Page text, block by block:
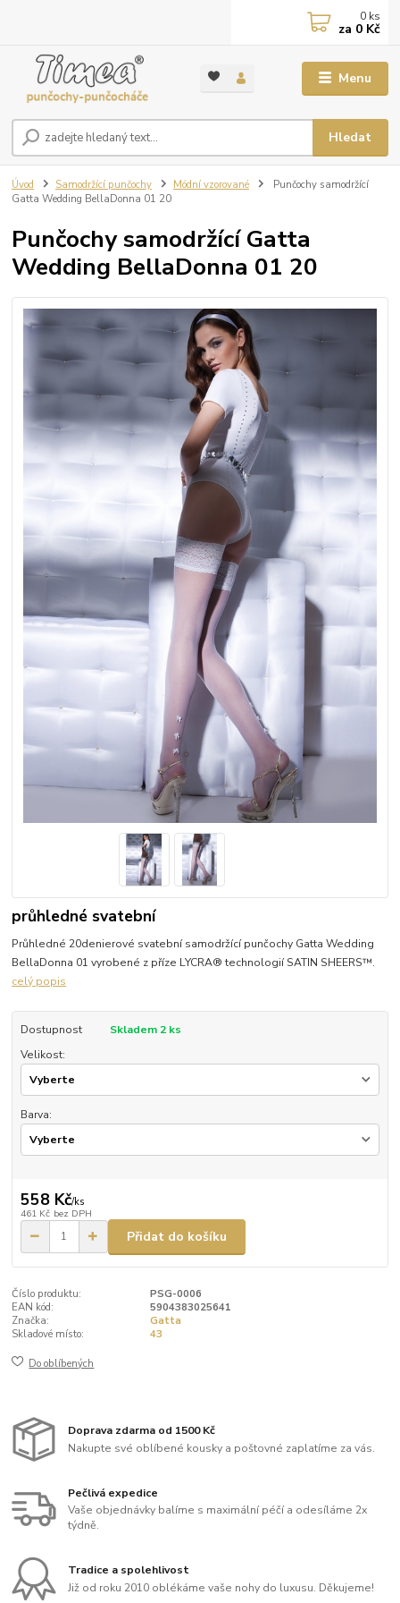
Menu
Hledat
0 ks
za 0 Kč
Úvod Samodržící punčochy Módní vzorované
Punčochy samodržící
Gatta Wedding BellaDonna 01 20
Punčochy samodržící Gatta
Wedding BellaDonna 01 20
průhledné svatební
Průhledné 20denierové svatební samodržící punčochy Gatta Wedding
BellaDonna 01 vyrobené z příze LYCRA® technologií SATIN SHEERS™.
celý popis
Dostupnost
Skladem 2 ks
Velikost:
Barva:
558 Kč/ks
461 Kč bez DPH
Přidat do košíku
Číslo produktu:
PSG-0006
EAN kód:
5904383025641
Značka:
Gatta
Skladové místo:
43
Do oblíbených
Doprava zdarma od 1500 Kč
Nakupte své oblíbené kousky a poštovné zaplatíme za vás.
Pečlivá expedice
Vaše objednávky balíme s maximální péčí a odesíláme 2x
týdně.
Tradice a spolehlivost
Již od roku 2010 oblékáme vaše nohy do luxusu. Děkujeme!